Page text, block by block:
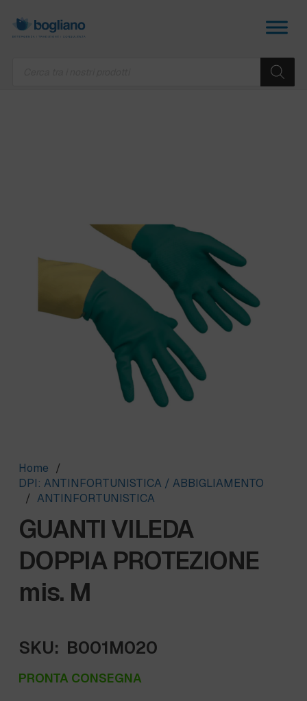
Home /
DPI: ANTINFORTUNISTICA / ABBIGLIAMENTO
/ ANTINFORTUNISTICA
GUANTI VILEDA
DOPPIA PROTEZIONE
mis. M
SKU: B001M020
PRONTA CONSEGNA